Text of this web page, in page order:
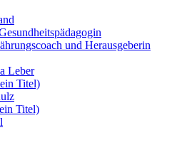
und Herausgeberin
Leber
Titel)
Titel)